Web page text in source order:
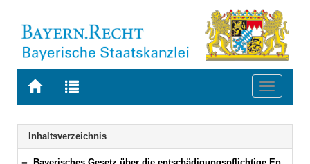
Zur
BAYERN.RECHT
Zur
letzten
Suche
Toggle
Navigation
Inhaltsverzeichnis